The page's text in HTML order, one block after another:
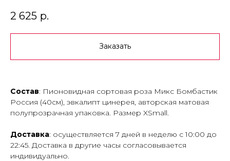
2 625 р.
Заказать
Состав: Пионовидная сортовая роза Микс Бомбастик
Россия (40см), эвкалипт цинерея, авторская матовая
полупрозрачная упаковка. Размер XSmall.
Доставка: осуществляется 7 дней в неделю с 10:00 до
22:45. Доставка в другие часы согласовывается
индивидуально.